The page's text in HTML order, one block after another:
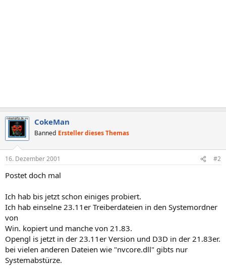
CokeMan
Banned Ersteller dieses Themas
16. Dezember 2001 #2
Postet doch mal
Ich hab bis jetzt schon einiges probiert.
Ich hab einselne 23.11er Treiberdateien in den Systemordner
von
Win. kopiert und manche von 21.83.
Opengl is jetzt in der 23.11er Version und D3D in der 21.83er.
bei vielen anderen Dateien wie "nvcore.dll" gibts nur
Systemabstürze.